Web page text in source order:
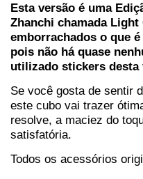
Esta versão é uma
Zhanchi chamada
emborrachados o que
pois não há quase
utilizado stickers desta
Se você gosta de sentir
este cubo vai trazer
resolve, a maciez do
satisfatória.
Todos os acessórios